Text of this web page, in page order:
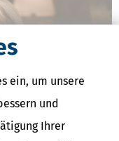
ein, um unsere
und
Ihrer